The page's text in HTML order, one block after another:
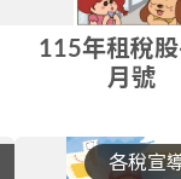
115年租稅
月號
各稅宣